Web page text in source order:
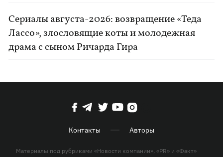
Сериалы августа-2026: возвращение «Теда
Лассо», злословящие коты и молодежная
драма с сыном Ричарда Гира
Контакты Авторы
Материалы под рубриками «Новости компании», «PR» и «Факт»